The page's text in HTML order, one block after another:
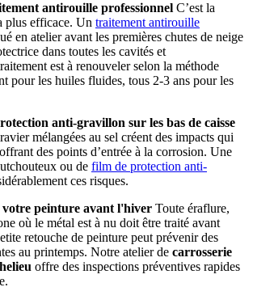
antirouille professionnel C’est la
plus efficace. Un traitement antirouille
en atelier avant les premières chutes de neige
dans toutes les cavités et
est à renouveler selon la méthode
pour les huiles fluides, tous 2-3 ans pour les
anti-gravillon sur les bas de caisse
mélangées au sel créent des impacts qui
des points d’entrée à la corrosion. Une
ou de film de protection anti-
ces risques.
peinture avant l'hiver Toute éraflure,
où le métal est à nu doit être traité avant
retouche de peinture peut prévenir des
au printemps. Notre atelier de carrosserie
offre des inspections préventives rapides